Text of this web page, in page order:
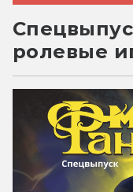
ролевые